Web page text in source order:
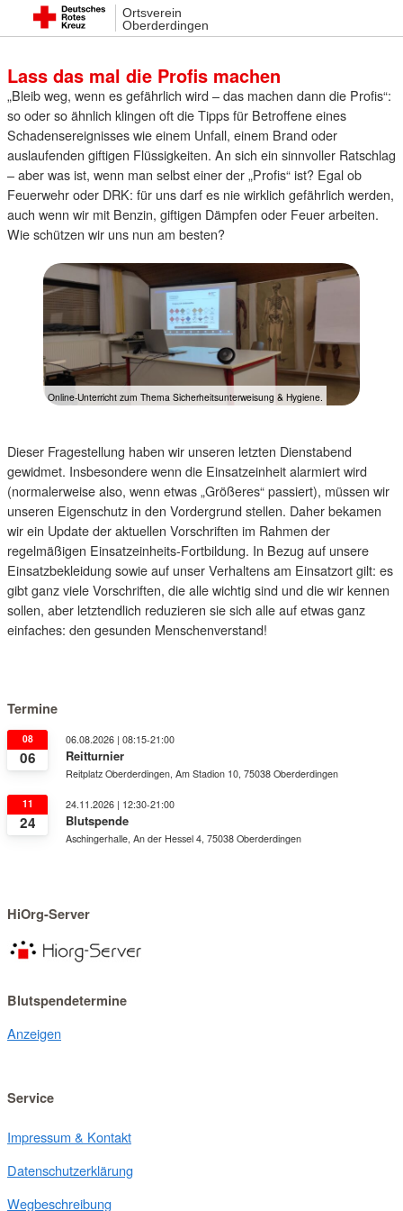
Ortsverein
Oberderdingen
25. Februar 2023 18:02
Lass das mal die Profis machen
„Bleib weg, wenn es gefährlich wird – das machen dann die Profis“:
so oder so ähnlich klingen oft die Tipps für Betroffene eines
Schadensereignisses wie einem Unfall, einem Brand oder
auslaufenden giftigen Flüssigkeiten. An sich ein sinnvoller Ratschlag
– aber was ist, wenn man selbst einer der „Profis“ ist? Egal ob
Feuerwehr oder DRK: für uns darf es nie wirklich gefährlich werden,
auch wenn wir mit Benzin, giftigen Dämpfen oder Feuer arbeiten.
Wie schützen wir uns nun am besten?
Online-Unterricht zum Thema Sicherheitsunterweisung & Hygiene.
Dieser Fragestellung haben wir unseren letzten Dienstabend
gewidmet. Insbesondere wenn die Einsatzeinheit alarmiert wird
(normalerweise also, wenn etwas „Größeres“ passiert), müssen wir
unseren Eigenschutz in den Vordergrund stellen. Daher bekamen
wir ein Update der aktuellen Vorschriften im Rahmen der
regelmäßigen Einsatzeinheits-Fortbildung. In Bezug auf unsere
Einsatzbekleidung sowie auf unser Verhaltens am Einsatzort gilt: es
gibt ganz viele Vorschriften, die alle wichtig sind und die wir kennen
sollen, aber letztendlich reduzieren sie sich alle auf etwas ganz
einfaches: den gesunden Menschenverstand!
Termine
08
06
06.08.2026 | 08:15-21:00
Reitturnier
Reitplatz Oberderdingen, Am Stadion 10, 75038 Oberderdingen
11
24
24.11.2026 | 12:30-21:00
Blutspende
Aschingerhalle, An der Hessel 4, 75038 Oberderdingen
HiOrg-Server
Blutspendetermine
Anzeigen
Service
Impressum & Kontakt
Datenschutzerklärung
Wegbeschreibung